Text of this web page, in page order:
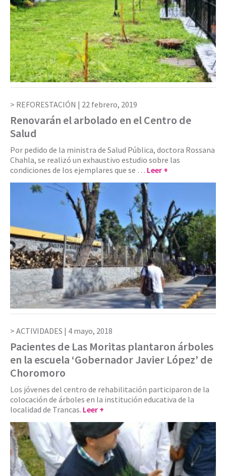
REFORESTACIÓN | 22 febrero, 2019
Renovarán el arbolado en el Centro de
Salud
Por pedido de la ministra de Salud Pública, doctora Rossana
Chahla, se realizó un exhaustivo estudio sobre las
condiciones de los ejemplares que se … Leer +
ACTIVIDADES | 4 mayo, 2018
Pacientes de Las Moritas plantaron árboles
en la escuela ‘Gobernador Javier López’ de
Choromoro
Los jóvenes del centro de rehabilitación participaron de la
colocación de árboles en la institución educativa de la
localidad de Trancas. Leer +